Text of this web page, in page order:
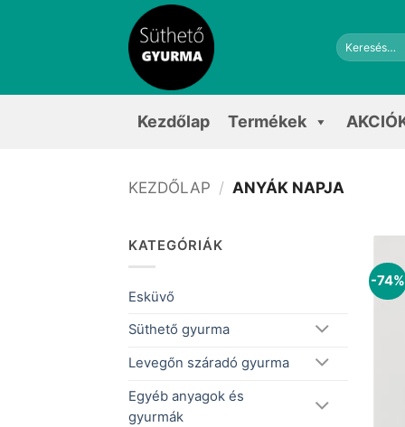
Keresés
a
Kezdőlap Termékek
KEZDŐLAP / ANYÁK NAPJA
KATEGÓRIÁK
Esküvő
Süthető gyurma
Levegőn száradó gyurma
Egyéb anyagok és
gyurmák
-74%